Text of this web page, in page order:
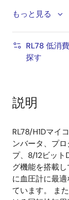
PWM: PWM
10ビッ
高速：
低速
その他:
もっと見る
RL78 低消
探す
説明
RL78/H1Dマイ
ンバータ、プ
プ、8/12ビッ
グ機能を搭載
に血圧計に最
ています。 ま